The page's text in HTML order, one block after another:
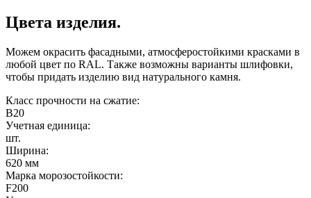
Цвета изделия.
Можем окрасить фасадными, атмосферостойкими красками в
любой цвет по RAL. Также возможны варианты шлифовки,
чтобы придать изделию вид натурального камня.
Класс прочности на сжатие:
B20
Учетная единица:
шт.
Ширина:
620 мм
Марка морозостойкости:
F200